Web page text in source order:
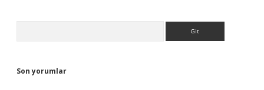
Son yorumlar